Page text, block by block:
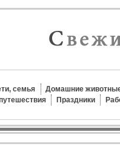
семья
Домашние
Праздники